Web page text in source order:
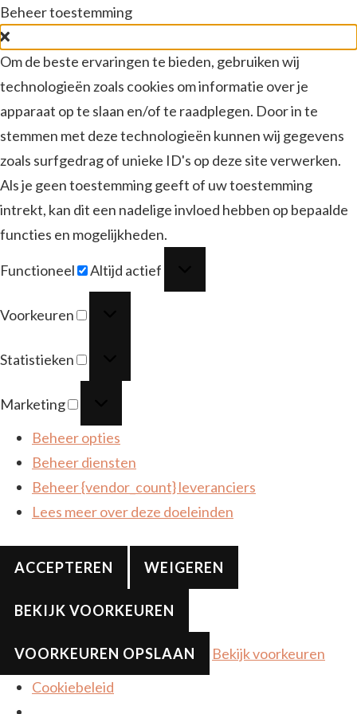
Beheer toestemming
Om de beste ervaringen te bieden, gebruiken wij
technologieën zoals cookies om informatie over je
apparaat op te slaan en/of te raadplegen. Door in te
stemmen met deze technologieën kunnen wij gegevens
zoals surfgedrag of unieke ID's op deze site verwerken.
Als je geen toestemming geeft of uw toestemming
intrekt, kan dit een nadelige invloed hebben op bepaalde
functies en mogelijkheden.
Functioneel Altijd actief
Voorkeuren
Statistieken
Marketing
Beheer opties
Beheer diensten
Beheer {vendor_count} leveranciers
Lees meer over deze doeleinden
ACCEPTEREN WEIGEREN
BEKIJK VOORKEUREN
VOORKEUREN OPSLAAN
Bekijk voorkeuren
Cookiebeleid